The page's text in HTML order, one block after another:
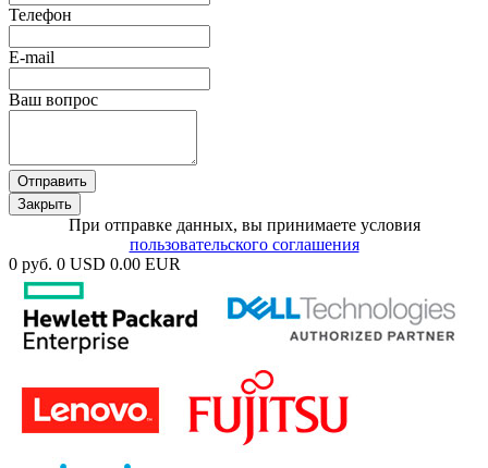
Телефон
E-mail
Ваш вопрос
Отправить
Закрыть
При отправке данных, вы принимаете условия
пользовательского соглашения
0 руб. 0 USD 0.00 EUR